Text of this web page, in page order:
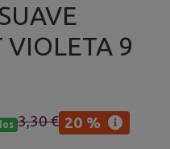
VIOLETA 9
3,30 € 20 %